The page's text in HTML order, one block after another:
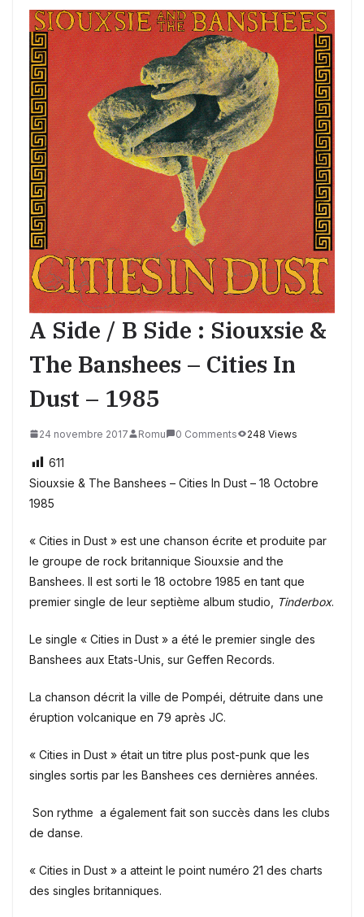
A Side / B Side : Siouxsie &
The Banshees – Cities In
Dust – 1985
24 novembre 2017 Romu 0 Comments 248 Views
611
Siouxsie & The Banshees – Cities In Dust – 18 Octobre
1985
« Cities in Dust » est une chanson écrite et produite par
le groupe de rock britannique Siouxsie and the
Banshees. Il est sorti le 18 octobre 1985 en tant que
premier single de leur septième album studio,
Tinderbox.
Le single « Cities in Dust » a été le premier single des
Banshees aux Etats-Unis, sur Geffen Records.
La chanson décrit la ville de Pompéi, détruite dans une
éruption volcanique en 79 après JC.
« Cities in Dust » était un titre plus post-punk que les
singles sortis par les Banshees ces dernières années.
Son rythme a également fait son succès dans les clubs
de danse.
« Cities in Dust » a atteint le point numéro 21 des charts
des singles britanniques.